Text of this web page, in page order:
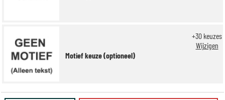
Motief keuze (optioneel)
+30 keuzes
Wijzigen